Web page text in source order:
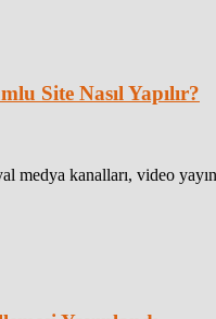
Site Nasıl Yapılır?
medya kanalları, video